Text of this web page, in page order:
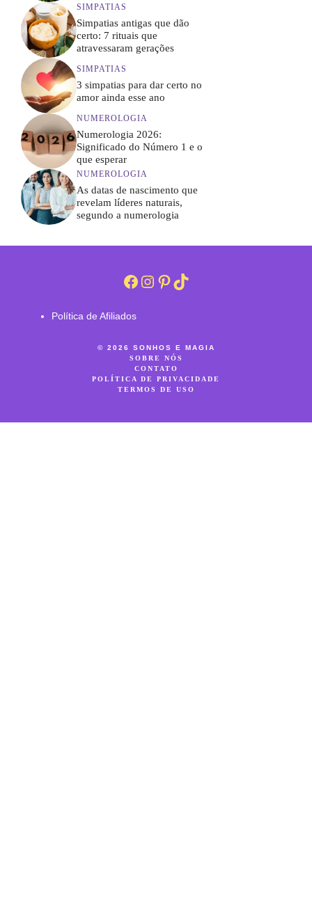
SIMPATIAS
Simpatias antigas que dão
certo: 7 rituais que
atravessaram gerações
SIMPATIAS
3 simpatias para dar certo no
amor ainda esse ano
NUMEROLOGIA
Numerologia 2026:
Significado do Número 1 e o
que esperar
NUMEROLOGIA
As datas de nascimento que
revelam líderes naturais,
segundo a numerologia
Facebook
Instagram
Pinterest
TikTok
Política de Afiliados
© 2026 SONHOS E MAGIA
SOBRE NÓS
CONTATO
POLÍTICA DE PRIVACIDADE
TERMOS DE USO